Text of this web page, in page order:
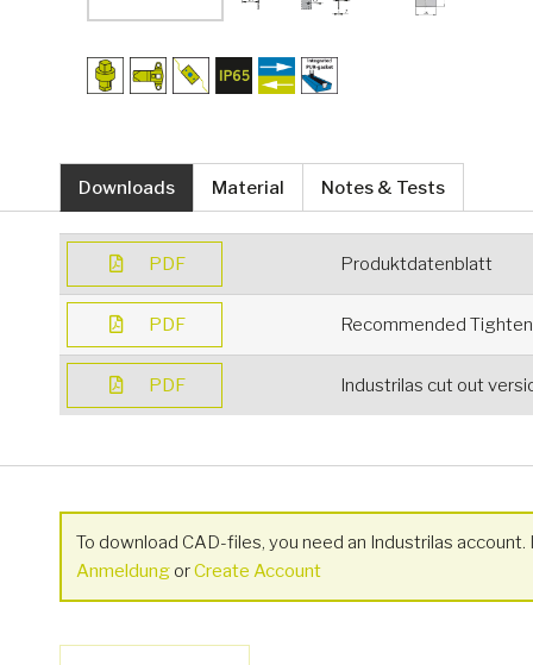
Downloads Material Notes & Tests
PDF Produktdatenblatt
PDF Recommended
PDF Industrilas cut out
To download CAD-files, you need an Industrilas account.
Anmeldung orCreate Account